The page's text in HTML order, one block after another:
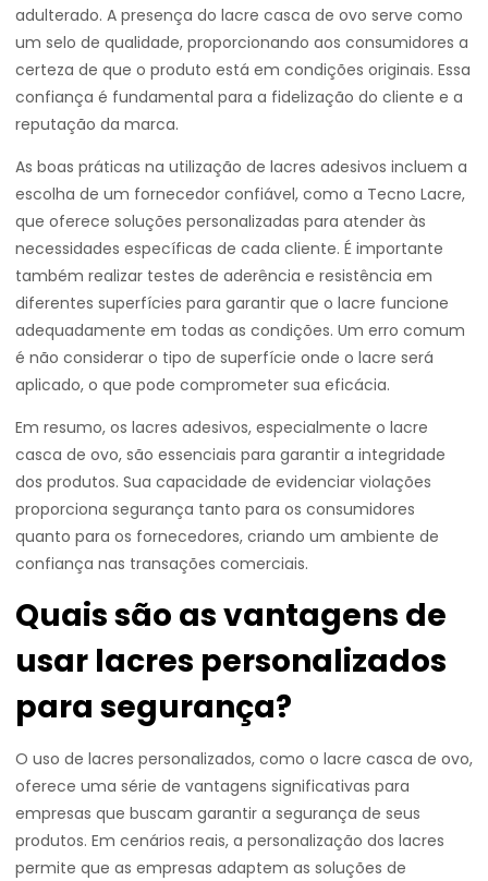
adulterado. A presença do lacre casca de ovo serve como
um selo de qualidade, proporcionando aos consumidores a
certeza de que o produto está em condições originais. Essa
confiança é fundamental para a fidelização do cliente e a
reputação da marca.
As boas práticas na utilização de lacres adesivos incluem a
escolha de um fornecedor confiável, como a Tecno Lacre,
que oferece soluções personalizadas para atender às
necessidades específicas de cada cliente. É importante
também realizar testes de aderência e resistência em
diferentes superfícies para garantir que o lacre funcione
adequadamente em todas as condições. Um erro comum
é não considerar o tipo de superfície onde o lacre será
aplicado, o que pode comprometer sua eficácia.
Em resumo, os lacres adesivos, especialmente o lacre
casca de ovo, são essenciais para garantir a integridade
dos produtos. Sua capacidade de evidenciar violações
proporciona segurança tanto para os consumidores
quanto para os fornecedores, criando um ambiente de
confiança nas transações comerciais.
Quais são as vantagens de
usar lacres personalizados
para segurança?
O uso de lacres personalizados, como o lacre casca de ovo,
oferece uma série de vantagens significativas para
empresas que buscam garantir a segurança de seus
produtos. Em cenários reais, a personalização dos lacres
permite que as empresas adaptem as soluções de